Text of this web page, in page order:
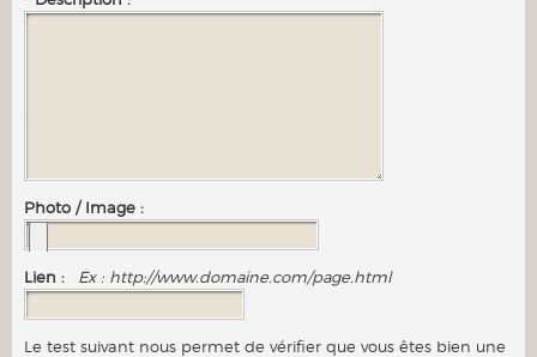
Photo / Image :
Lien : Ex : http://www.domaine.com/page.html
Le test suivant nous permet de vérifier que vous êtes bien une